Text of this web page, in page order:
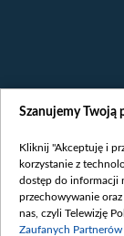
Szanujemy Twoją
Kliknij "Akceptuję i
korzystanie z
dostęp do informacji
przechowywanie
nas, czyli Telewizję
Zaufanych